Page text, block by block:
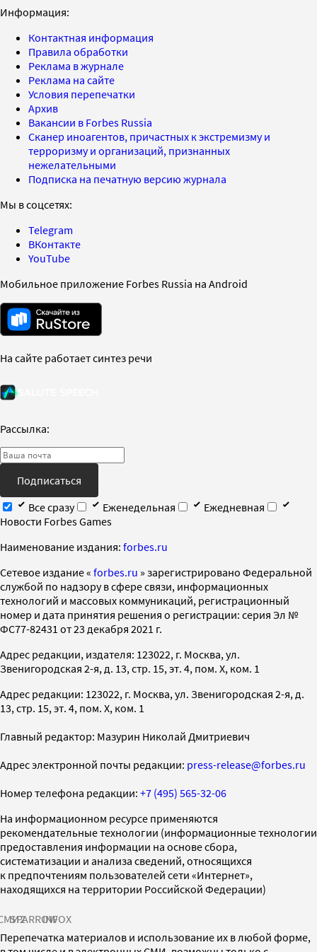
Информация:
Контактная информация
Правила обработки
Реклама в журнале
Реклама на сайте
Условия перепечатки
Архив
Вакансии в Forbes Russia
Сканер иноагентов, причастных к экстремизму и
терроризму и организаций, признанных
нежелательными
Подписка на печатную версию журнала
Мы в соцсетях:
Telegram
ВКонтакте
YouTube
Мобильное приложение Forbes Russia на Android
На сайте работает синтез речи
Рассылка:
Подписаться
Все сразу
Еженедельная
Ежедневная
Новости Forbes Games
Наименование издания: forbes.ru
Cетевое издание « forbes.ru » зарегистрировано Федеральной
службой по надзору в сфере связи, информационных
технологий и массовых коммуникаций, регистрационный
номер и дата принятия решения о регистрации: серия Эл №
ФС77-82431 от 23 декабря 2021 г.
Адрес редакции, издателя: 123022, г. Москва, ул.
Звенигородская 2-я, д. 13, стр. 15, эт. 4, пом. X, ком. 1
Адрес редакции: 123022, г. Москва, ул. Звенигородская 2-я, д.
13, стр. 15, эт. 4, пом. X, ком. 1
Главный редактор: Мазурин Николай Дмитриевич
Адрес электронной почты редакции: press-release@forbes.ru
Номер телефона редакции: +7 (495) 565-32-06
На информационном ресурсе применяются
рекомендательные технологии (информационные технологии
предоставления информации на основе сбора,
систематизации и анализа сведений, относящихся
к предпочтениям пользователей сети «Интернет»,
находящихся на территории Российской Федерации)
SPARROWINFOX
Перепечатка материалов и использование их в любой форме,